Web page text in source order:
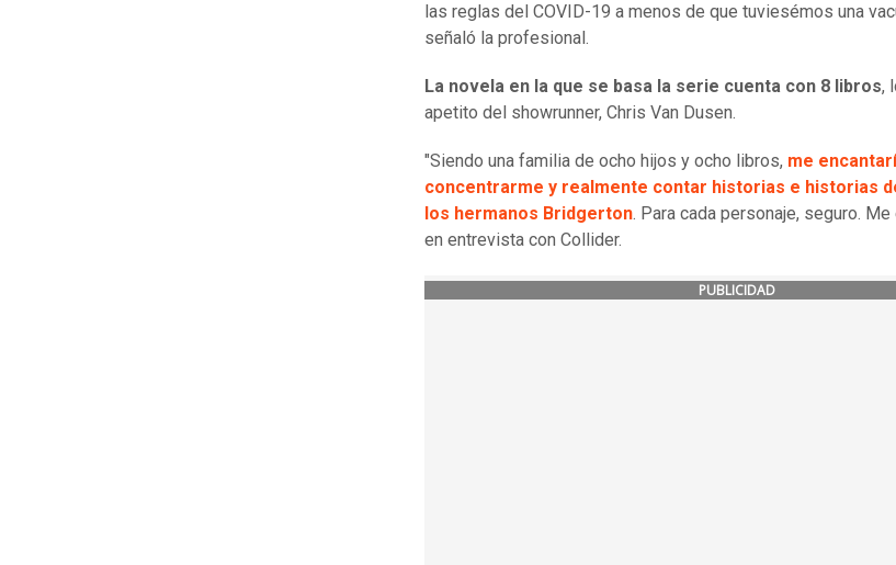
las reglas del COVID-19 a menos de que tuviesémos una
señaló la profesional.
La novela en la que se basa la serie cuenta con 8 libros,
apetito del showrunner, Chris Van Dusen.
"Siendo una familia de ocho hijos y ocho libros, me
concentrarme y realmente contar historias e historias
los hermanos Bridgerton. Para cada personaje, seguro.
en entrevista con Collider.
PUBLICIDAD